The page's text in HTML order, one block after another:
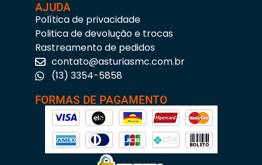
AJUDA
Política de privacidade
Politica de devolução e trocas
Rastreamento de pedidos
contato@asturiasmc.com.br
(13) 3354-5858
FORMAS DE PAGAMENTO